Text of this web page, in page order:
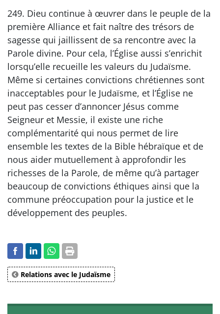
249. Dieu continue à œuvrer dans le peuple de la
première Alliance et fait naître des trésors de
sagesse qui jaillissent de sa rencontre avec la
Parole divine. Pour cela, l’Église aussi s’enrichit
lorsqu’elle recueille les valeurs du Judaïsme.
Même si certaines convictions chrétiennes sont
inacceptables pour le Judaïsme, et l’Église ne
peut pas cesser d’annoncer Jésus comme
Seigneur et Messie, il existe une riche
complémentarité qui nous permet de lire
ensemble les textes de la Bible hébraïque et de
nous aider mutuellement à approfondir les
richesses de la Parole, de même qu’à partager
beaucoup de convictions éthiques ainsi que la
commune préoccupation pour la justice et le
développement des peuples.
Relations avec le Judaïsme